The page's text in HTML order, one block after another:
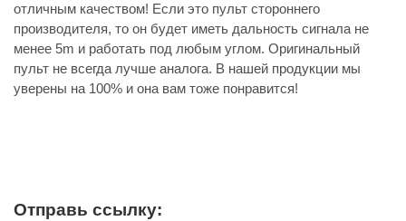
отличным качеством! Если это пульт стороннего
производителя, то он будет иметь дальность сигнала не
менее 5m и работать под любым углом. Оригинальный
пульт не всегда лучше аналога. В нашей продукции мы
уверены на 100% и она вам тоже понравится!
Отправь ссылку: